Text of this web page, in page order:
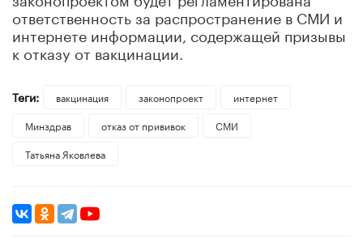
ответственность за распространение в СМИ и
интернете информации, содержащей призывы
к отказу от вакцинации.
Теги: вакцинация законопроект
интернет
Минздрав
отказ от прививок
СМИ
Татьяна Яковлева